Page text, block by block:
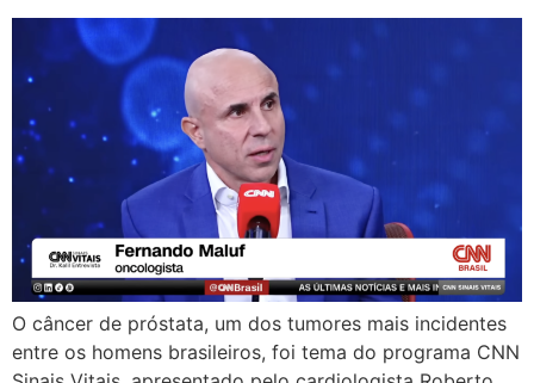
O câncer de próstata, um dos tumores mais incidentes
entre os homens brasileiros, foi tema do programa CNN